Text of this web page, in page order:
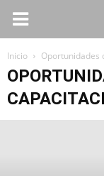
Inicio Oportunidades